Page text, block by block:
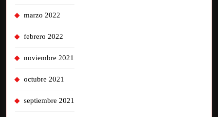
marzo 2022
febrero 2022
noviembre 2021
octubre 2021
septiembre 2021